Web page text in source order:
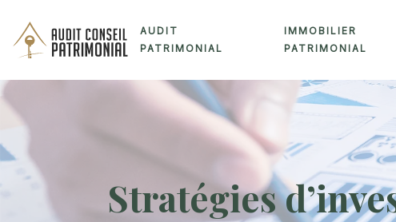
AUDIT
PATRIMONIAL
IMMOBILIER
PATRIMONIAL
Stratégies